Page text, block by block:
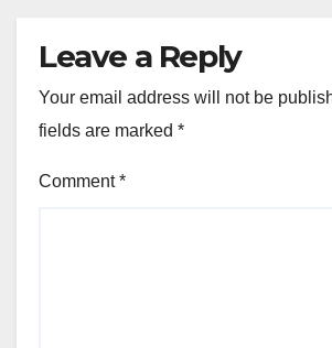
Leave a Reply
Your email address will not be
fields are marked *
Comment*